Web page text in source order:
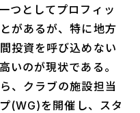
つとしてプロフィッ
があるが、特に地方
投資を呼び込めない
いのが現状である。
、クラブの施設担当
(WG)を開催し、スタ